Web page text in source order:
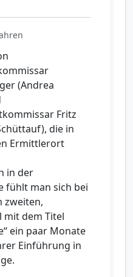
(Andrea
Fritz
die in
Ermittlerort
in der
fühlt man sich bei
zweiten,
mit dem Titel
ein paar Monate
Einführung in